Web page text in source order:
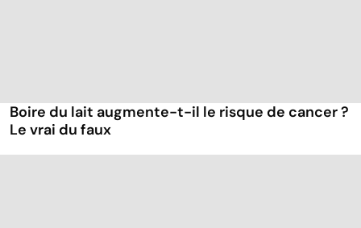
Boire du lait augmente-t-il le risque de cancer ?
Le vrai du faux